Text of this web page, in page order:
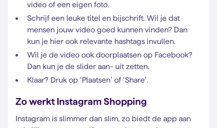
video of een eigen foto.
Schrijf een leuke titel en bijschrift. Wil je dat
mensen jouw video goed kunnen vinden? Dan
kun je hier ook relevante hashtags invullen.
Wil je de video ook doorplaatsen op Facebook?
Dan kun je de slider aan- uit zetten.
Klaar? Druk op ‘Plaatsen’ of ‘Share’.
Zo werkt Instagram Shopping
Instagram is slimmer dan slim, zo biedt de app aan